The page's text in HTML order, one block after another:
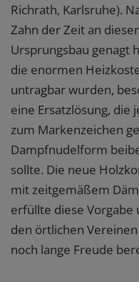
Richrath, Karlsruhe).
Zahn der Zeit an
Ursprungsbau genagt
die enormen
untragbar wurden,
eine Ersatzlösung, die
zum Markenzeichen
Dampfnudelform
sollte. Die neue
mit zeitgemäßem
erfüllte diese Vorgabe
den örtlichen
noch lange Freude